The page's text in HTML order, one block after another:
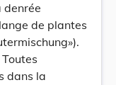
denrée
de plantes
dans la